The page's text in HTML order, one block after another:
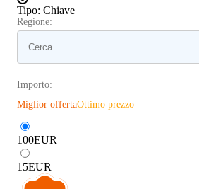
Tipo: Chiave
Regione:
Importo:
Miglior offertaOttimo prezzo
100EUR
15EUR